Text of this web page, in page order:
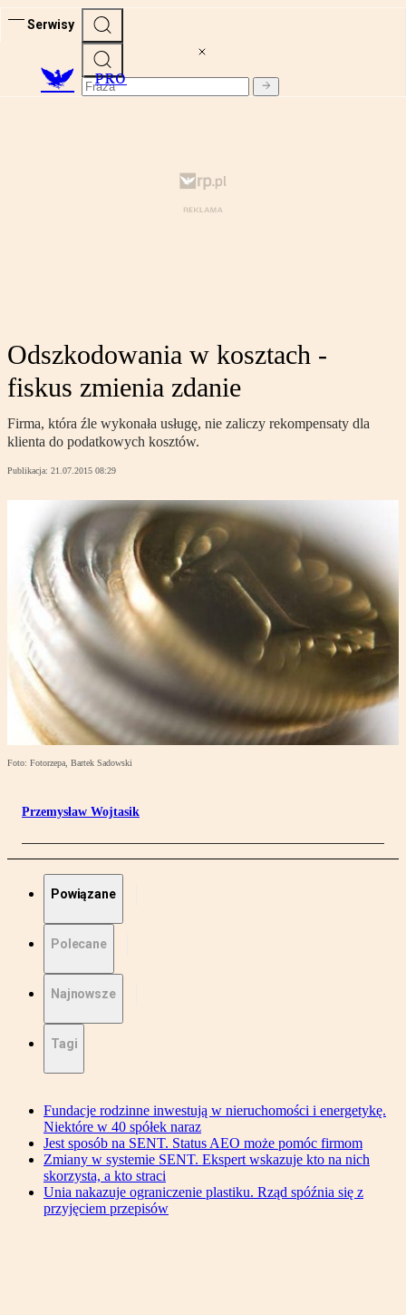
Serwisy
PRO
Odszkodowania w kosztach -
fiskus zmienia zdanie
Firma, która źle wykonała usługę, nie zaliczy rekompensaty dla
klienta do podatkowych kosztów.
Publikacja: 21.07.2015 08:29
Foto: Fotorzepa, Bartek Sadowski
Przemysław Wojtasik
Powiązane
Polecane
Najnowsze
Tagi
Fundacje rodzinne inwestują w nieruchomości i energetykę.
Niektóre w 40 spółek naraz
Jest sposób na SENT. Status AEO może pomóc firmom
Zmiany w systemie SENT. Ekspert wskazuje kto na nich
skorzysta, a kto straci
Unia nakazuje ograniczenie plastiku. Rząd spóźnia się z
przyjęciem przepisów